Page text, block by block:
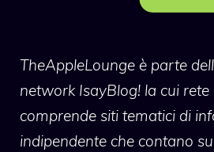
TheAppleLounge è parte
network IsayBlog! la cui rete
comprende siti tematici di
indipendente che contano